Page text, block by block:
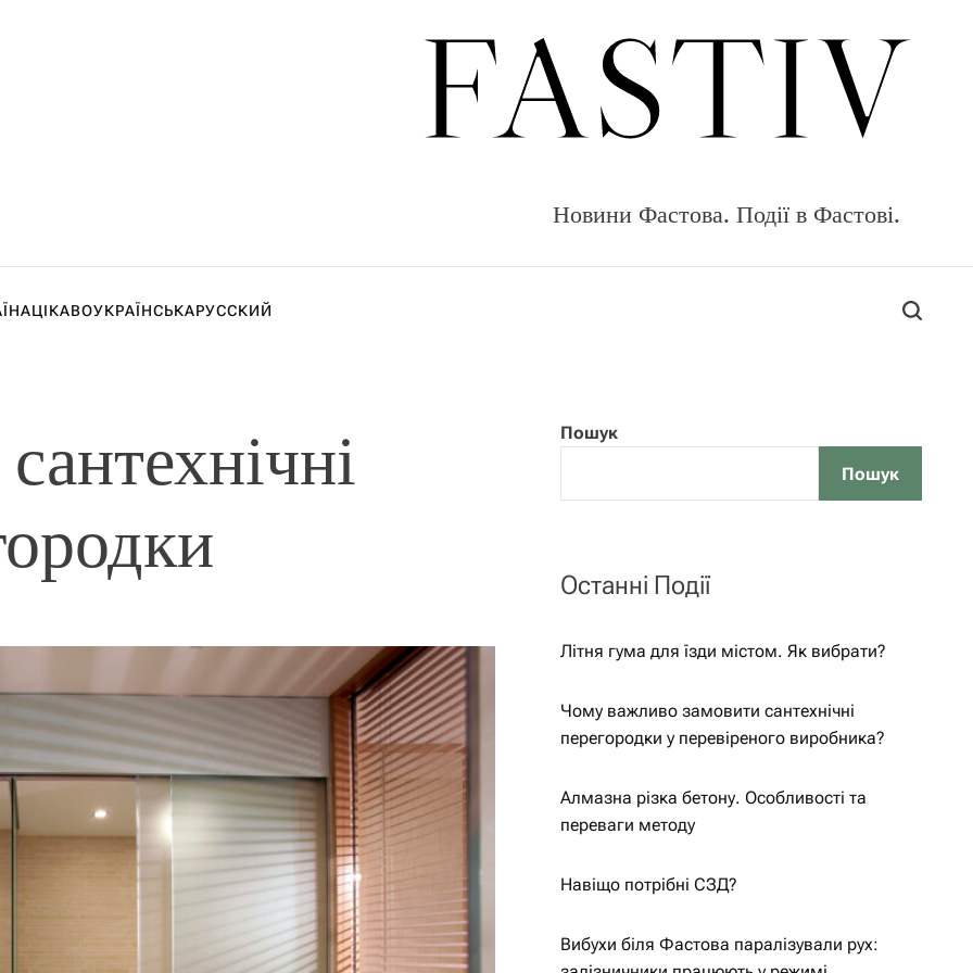
FASTIV
Новини Фастова. Події в Фастові.
ЦІКАВОУКРАЇНСЬКАРУССКИЙ
S
сантехнічні
Пошук
Пошук
Останні Події
Літня гума для їзди містом. Як вибрати?
Чому важливо замовити сантехнічні
перегородки у перевіреного виробника?
Алмазна різка бетону. Особливості та
переваги методу
Навіщо потрібні СЗД?
Вибухи біля Фастова паралізували рух: